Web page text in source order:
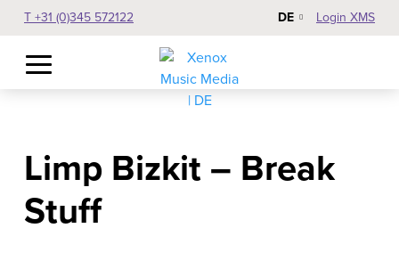
T +31 (0)345 572122 DE Login XMS
Limp Bizkit – Break
Stuff